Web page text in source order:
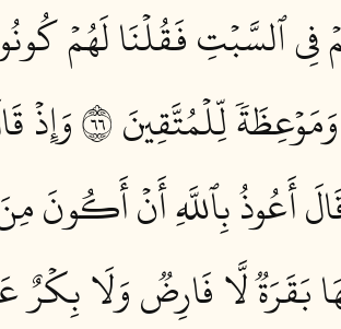
ٱلسَّبۡتِ فَقُلۡنَا لَهُمۡ
لِّلۡمُتَّقِينَ ٦٦
وَإِذۡ
أَعُوذُ بِٱللَّهِ أَنۡ أَكُونَ
بَقَرَةٞ لَّا فَارِضٞ وَلَا